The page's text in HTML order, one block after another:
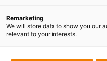
Remarketing
We will store data to show you our
relevant to your interests.